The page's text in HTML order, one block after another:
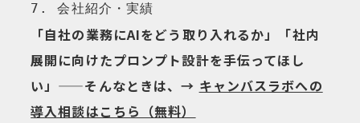
7. 会社紹介・実績
「自社の業務にAIをどう取り入れるか」「社内
展開に向けたプロンプト設計を手伝ってほし
い」——そんなときは、→ キャンバスラボへの
導入相談はこちら（無料）